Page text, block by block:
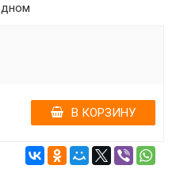
дном
В КОРЗИНУ